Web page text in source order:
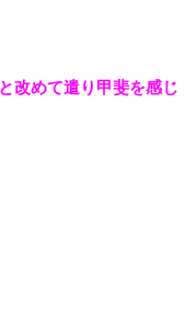
改めて遣り甲斐を感じ